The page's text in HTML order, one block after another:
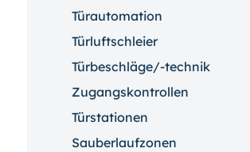
Türautomation
Türluftschleier
Türbeschläge/-technik
Zugangskontrollen
Türstationen
Sauberlaufzonen